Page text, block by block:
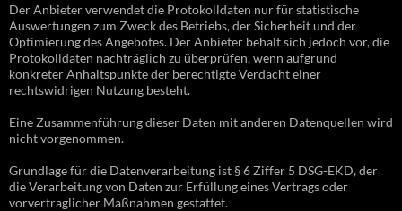
Der Anbieter verwendet die Protokolldaten nur für statistische
Auswertungen zum Zweck des Betriebs, der Sicherheit und der
Optimierung des Angebotes. Der Anbieter behält sich jedoch vor, die
Protokolldaten nachträglich zu überprüfen, wenn aufgrund
konkreter Anhaltspunkte der berechtigte Verdacht einer
rechtswidrigen Nutzung besteht.
Eine Zusammenführung dieser Daten mit anderen Datenquellen wird
nicht vorgenommen.
Grundlage für die Datenverarbeitung ist § 6 Ziffer 5 DSG-EKD, der
die Verarbeitung von Daten zur Erfüllung eines Vertrags oder
vorvertraglicher Maßnahmen gestattet.